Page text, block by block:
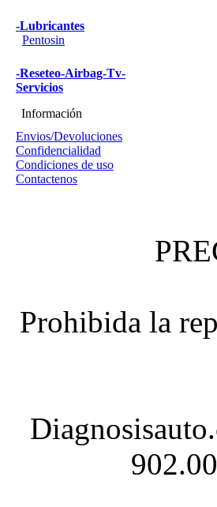
-Lubricantes
Pentosin
-Reseteo-Airbag-Tv-
Servicios
Información
Envios/Devoluciones
Confidencialidad
Condiciones de uso
Contactenos
Prohibida la